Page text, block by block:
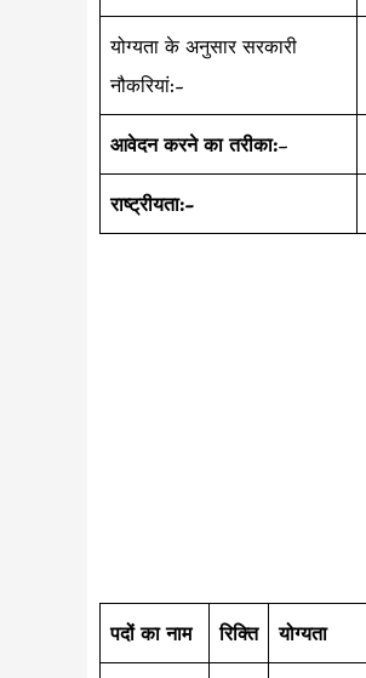
योग्यता के अनुसार सरकारी
नौकरियां:-
आवेदन करने का तरीका:–
राष्ट्रीयता:-
पदों का नाम रिक्ति योग्यता